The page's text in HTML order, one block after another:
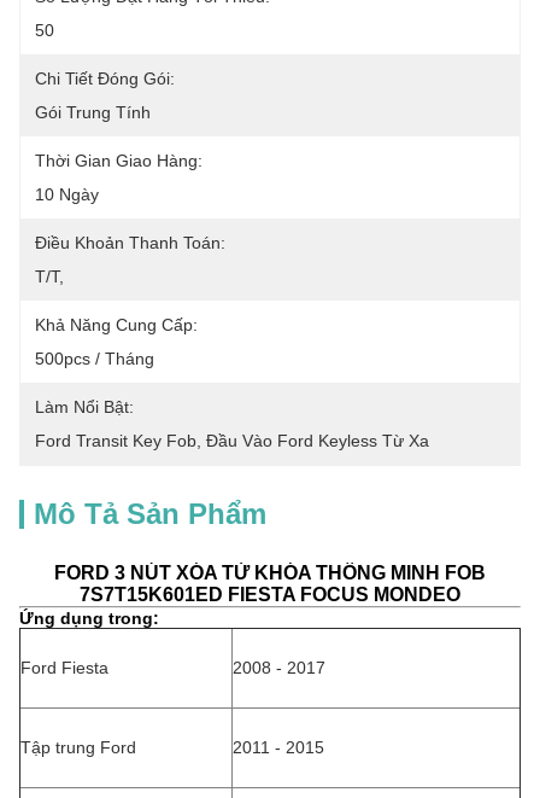
50
Chi Tiết Đóng Gói:
Gói Trung Tính
Thời Gian Giao Hàng:
10 Ngày
Điều Khoản Thanh Toán:
T/T,
Khả Năng Cung Cấp:
500pcs / Tháng
Làm Nổi Bật:
Ford Transit Key Fob Đầu Vào Ford Keyless Từ Xa
Mô Tả Sản Phẩm
FORD 3 NÚT XÓA TỪ KHÓA THÔNG MINH FOB
7S7T15K601ED FIESTA FOCUS MONDEO
Ứng dụng trong:
Ford Fiesta 2008 - 2017
Tập trung Ford 2011 - 2015